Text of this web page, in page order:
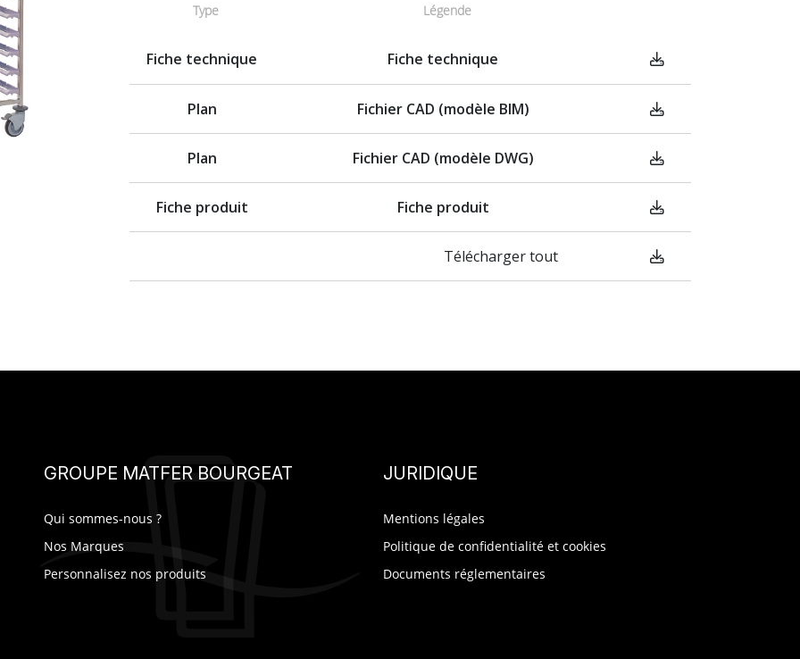
Type Légende
Fiche technique Fiche technique
Plan Fichier CAD (modèle BIM)
Plan Fichier CAD (modèle DWG)
Fiche produit Fiche produit
Télécharger tout
GROUPE MATFER BOURGEAT
Qui sommes-nous ?
Nos Marques
Personnalisez nos produits
JURIDIQUE
Mentions légales
Politique de confidentialité et cookies
Documents réglementaires